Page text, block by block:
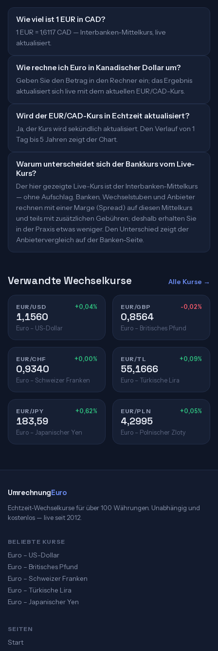
Wie viel ist 1 EUR in CAD?
1 EUR = 1,6117 CAD — Interbanken-Mittelkurs, live
aktualisiert.
Wie rechne ich Euro in Kanadischer Dollar um?
Geben Sie den Betrag in den Rechner ein; das Ergebnis
aktualisiert sich live mit dem aktuellen EUR/CAD-Kurs.
Wird der EUR/CAD-Kurs in Echtzeit aktualisiert?
Ja, der Kurs wird sekündlich aktualisiert. Den Verlauf von 1
Tag bis 5 Jahren zeigt der Chart.
Warum unterscheidet sich der Bankkurs vom Live-
Kurs?
Der hier gezeigte Live-Kurs ist der Interbanken-Mittelkurs
— ohne Aufschlag. Banken, Wechselstuben und Anbieter
rechnen mit einer Marge (Spread) auf diesen Mittelkurs
und teils mit zusätzlichen Gebühren; deshalb erhalten Sie
in der Praxis etwas weniger. Den Unterschied zeigt der
Anbietervergleich auf der Banken-Seite.
Verwandte Wechselkurse Alle Kurse →
EUR/USD +0,04%
1,1560
Euro – US-Dollar
EUR/GBP -0,02%
0,8564
Euro – Britisches Pfund
EUR/CHF +0,00%
0,9340
Euro – Schweizer Franken
EUR/TL +0,09%
55,1666
Euro – Türkische Lira
EUR/JPY +0,62%
183,59
Euro – Japanischer Yen
EUR/PLN +0,05%
4,2995
Euro – Polnischer Zloty
UmrechnungEuro
Echtzeit-Wechselkurse für über 100 Währungen. Unabhängig und
kostenlos — live seit 2012.
BELIEBTE KURSE
Euro – US-Dollar
Euro – Britisches Pfund
Euro – Schweizer Franken
Euro – Türkische Lira
Euro – Japanischer Yen
SEITEN
Start